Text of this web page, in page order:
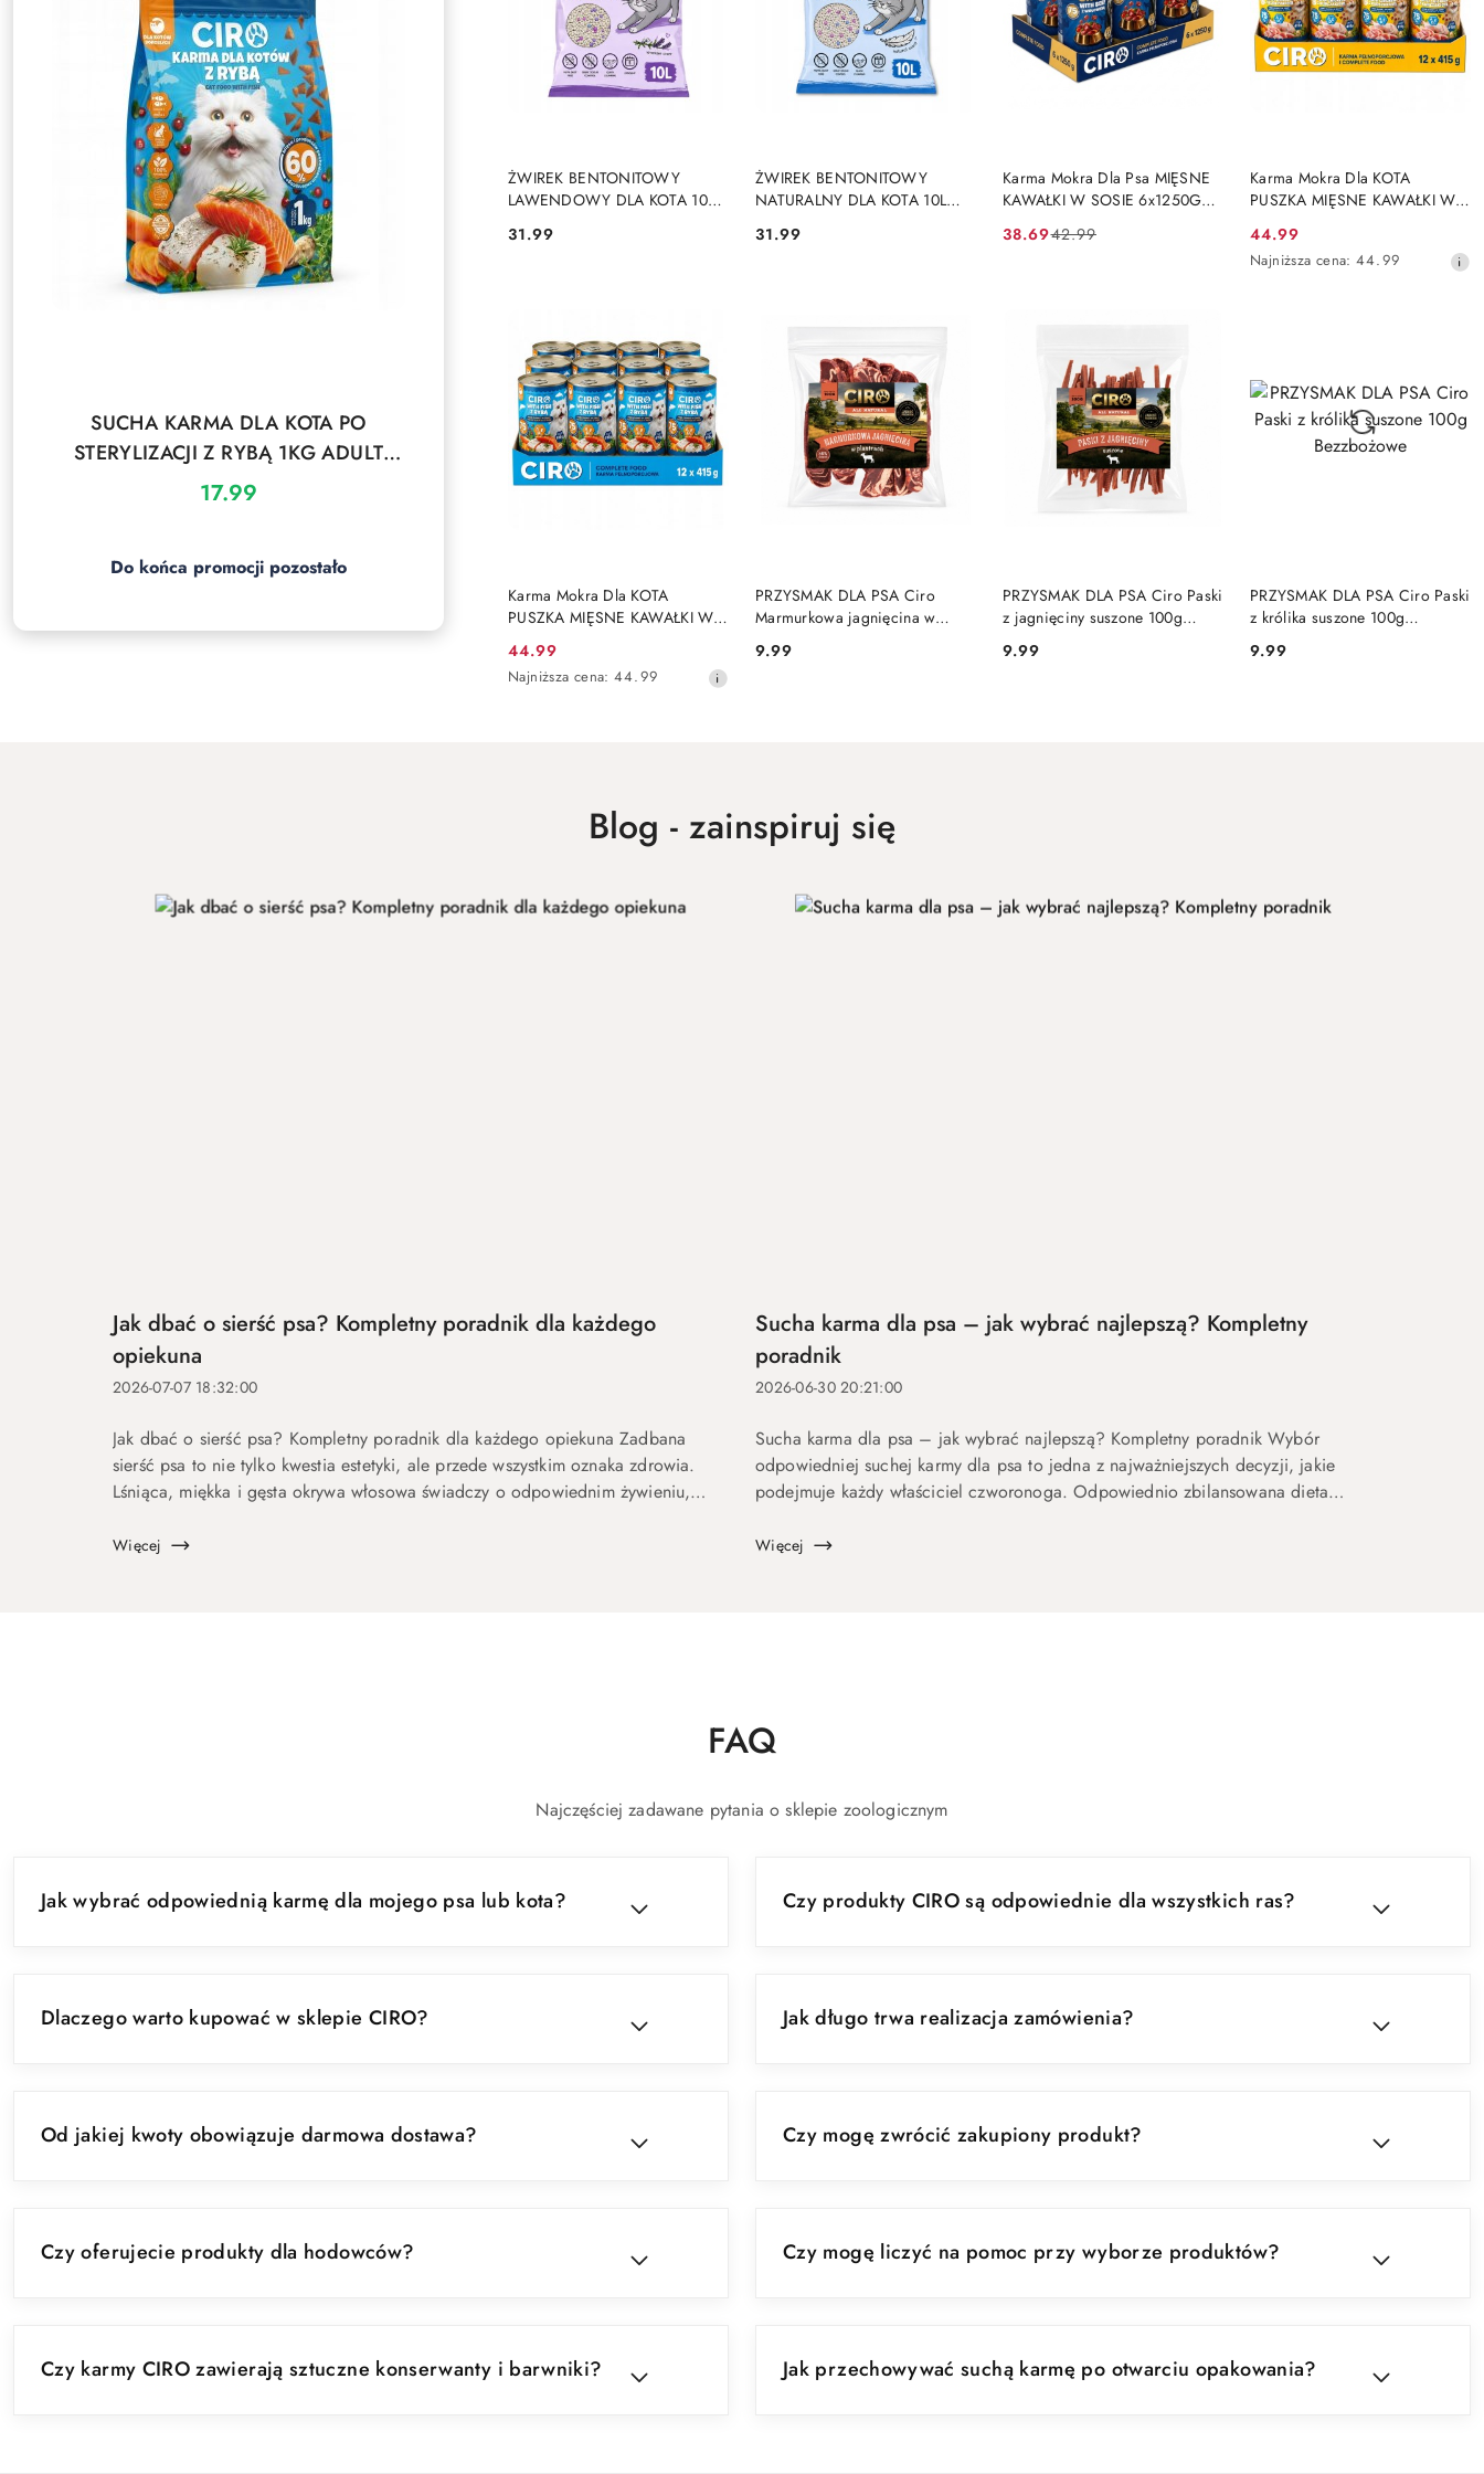
SUCHA KARMA DLA KOTA PO
STERYLIZACJI Z RYBĄ 1KG ADULT
DOROSŁE KOTY
Cena:
17.99
Do końca promocji pozostało
ŻWIREK BENTONITOWY
LAWENDOWY DLA KOTA 10L
BEZPYŁOWY
Cena:
31.99
DO KOSZYKA
ŻWIREK BENTONITOWY
NATURALNY DLA KOTA 10L
BEZPYŁOWY
Cena:
31.99
DO KOSZYKA
Karma Mokra Dla Psa MIĘSNE
KAWAŁKI W SOSIE 6x1250G
Cena
38.69
Cena 42.99
DO KOSZYKA
Karma Mokra Dla KOTA
PUSZKA MIĘSNE KAWAŁKI W
KURCZAKIEM
Cena
promocyjna:
44.99
Najniższa
obniżką
Najniższa cena: 44.99
DO KOSZYKA
Karma Mokra Dla KOTA
PUSZKA MIĘSNE KAWAŁKI W
Cena
promocyjna:
44.99
Najniższa
Najniższa cena: 44.99
DO KOSZYKA
PRZYSMAK DLA PSA Ciro
Marmurkowa jagnięcina w
Bezzbożowe
Cena:
9.99
DO KOSZYKA
PRZYSMAK DLA PSA Ciro Paski
z jagnięciny suszone 100g
Cena:
9.99
DO KOSZYKA
PRZYSMAK DLA PSA Ciro Paski
z królika suszone 100g
Cena:
9.99
DO KOSZYKA
Blog - zainspiruj się
Jak dbać o sierść psa? Kompletny poradnik dla każdego
opiekuna
2026-07-07 18:32:00
Jak dbać o sierść psa? Kompletny poradnik dla każdego opiekuna Zadbana
sierść psa to nie tylko kwestia estetyki, ale przede wszystkim oznaka zdrowia.
Lśniąca, miękka i gęsta okrywa włosowa świadczy o odpowiednim żywieniu,
Więcej
Sucha karma dla psa – jak wybrać najlepszą? Kompletny
poradnik
2026-06-30 20:21:00
Sucha karma dla psa – jak wybrać najlepszą? Kompletny poradnik Wybór
odpowiedniej suchej karmy dla psa to jedna z najważniejszych decyzji, jakie
podejmuje każdy właściciel czworonoga. Odpowiednio zbilansowana dieta
Więcej
FAQ
Najczęściej zadawane pytania o sklepie zoologicznym
Jak wybrać odpowiednią karmę dla mojego psa lub kota? Czy produkty CIRO są odpowiednie dla wszystkich ras?
Dlaczego warto kupować w sklepie CIRO? Jak długo trwa realizacja zamówienia?
Od jakiej kwoty obowiązuje darmowa dostawa? Czy mogę zwrócić zakupiony produkt?
Czy oferujecie produkty dla hodowców? Czy mogę liczyć na pomoc przy wyborze produktów?
Czy karmy CIRO zawierają sztuczne konserwanty i barwniki? Jak przechowywać suchą karmę po otwarciu opakowania?